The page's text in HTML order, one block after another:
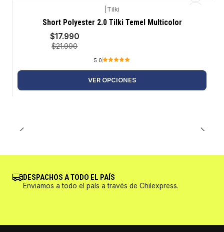
Tilki
Short Polyester 2.0 Tilki Temel Multicolor
$17.990
$21.990
5.0
VER OPCIONES
DESPACHOS A TODO EL PAÍS
Enviamos a todo el país a través de Chilexpress.